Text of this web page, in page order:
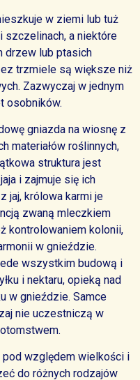
w ziemi lub tuż
szczelinach, a niektóre
drzew lub ptasich
trzmiele są większe niż
Zazwyczaj w jednym
osobników.
gniazda na wiosnę z
materiałów roślinnych,
struktura jest
i zajmuje się ich
jaj, królowa karmi je
zwaną mleczkiem
kontrolowaniem kolonii,
w gnieździe.
wszystkim budową i
i nektaru, opieką nad
w gnieździe. Samce
nie uczestniczą w
względem wielkości i
do różnych rodzajów